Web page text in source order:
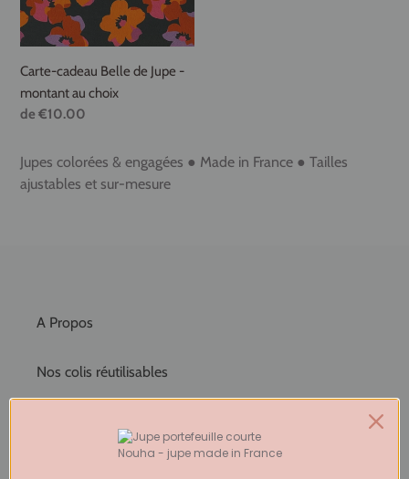
i
o
montant
au
Carte-cadeau Belle de Jupe -
montant au choix
Prix
de €10.00
Jupes colorées & engagées ● Made in France ● Tailles
ajustables et sur-mesure
A Propos
Nos colis réutilisables